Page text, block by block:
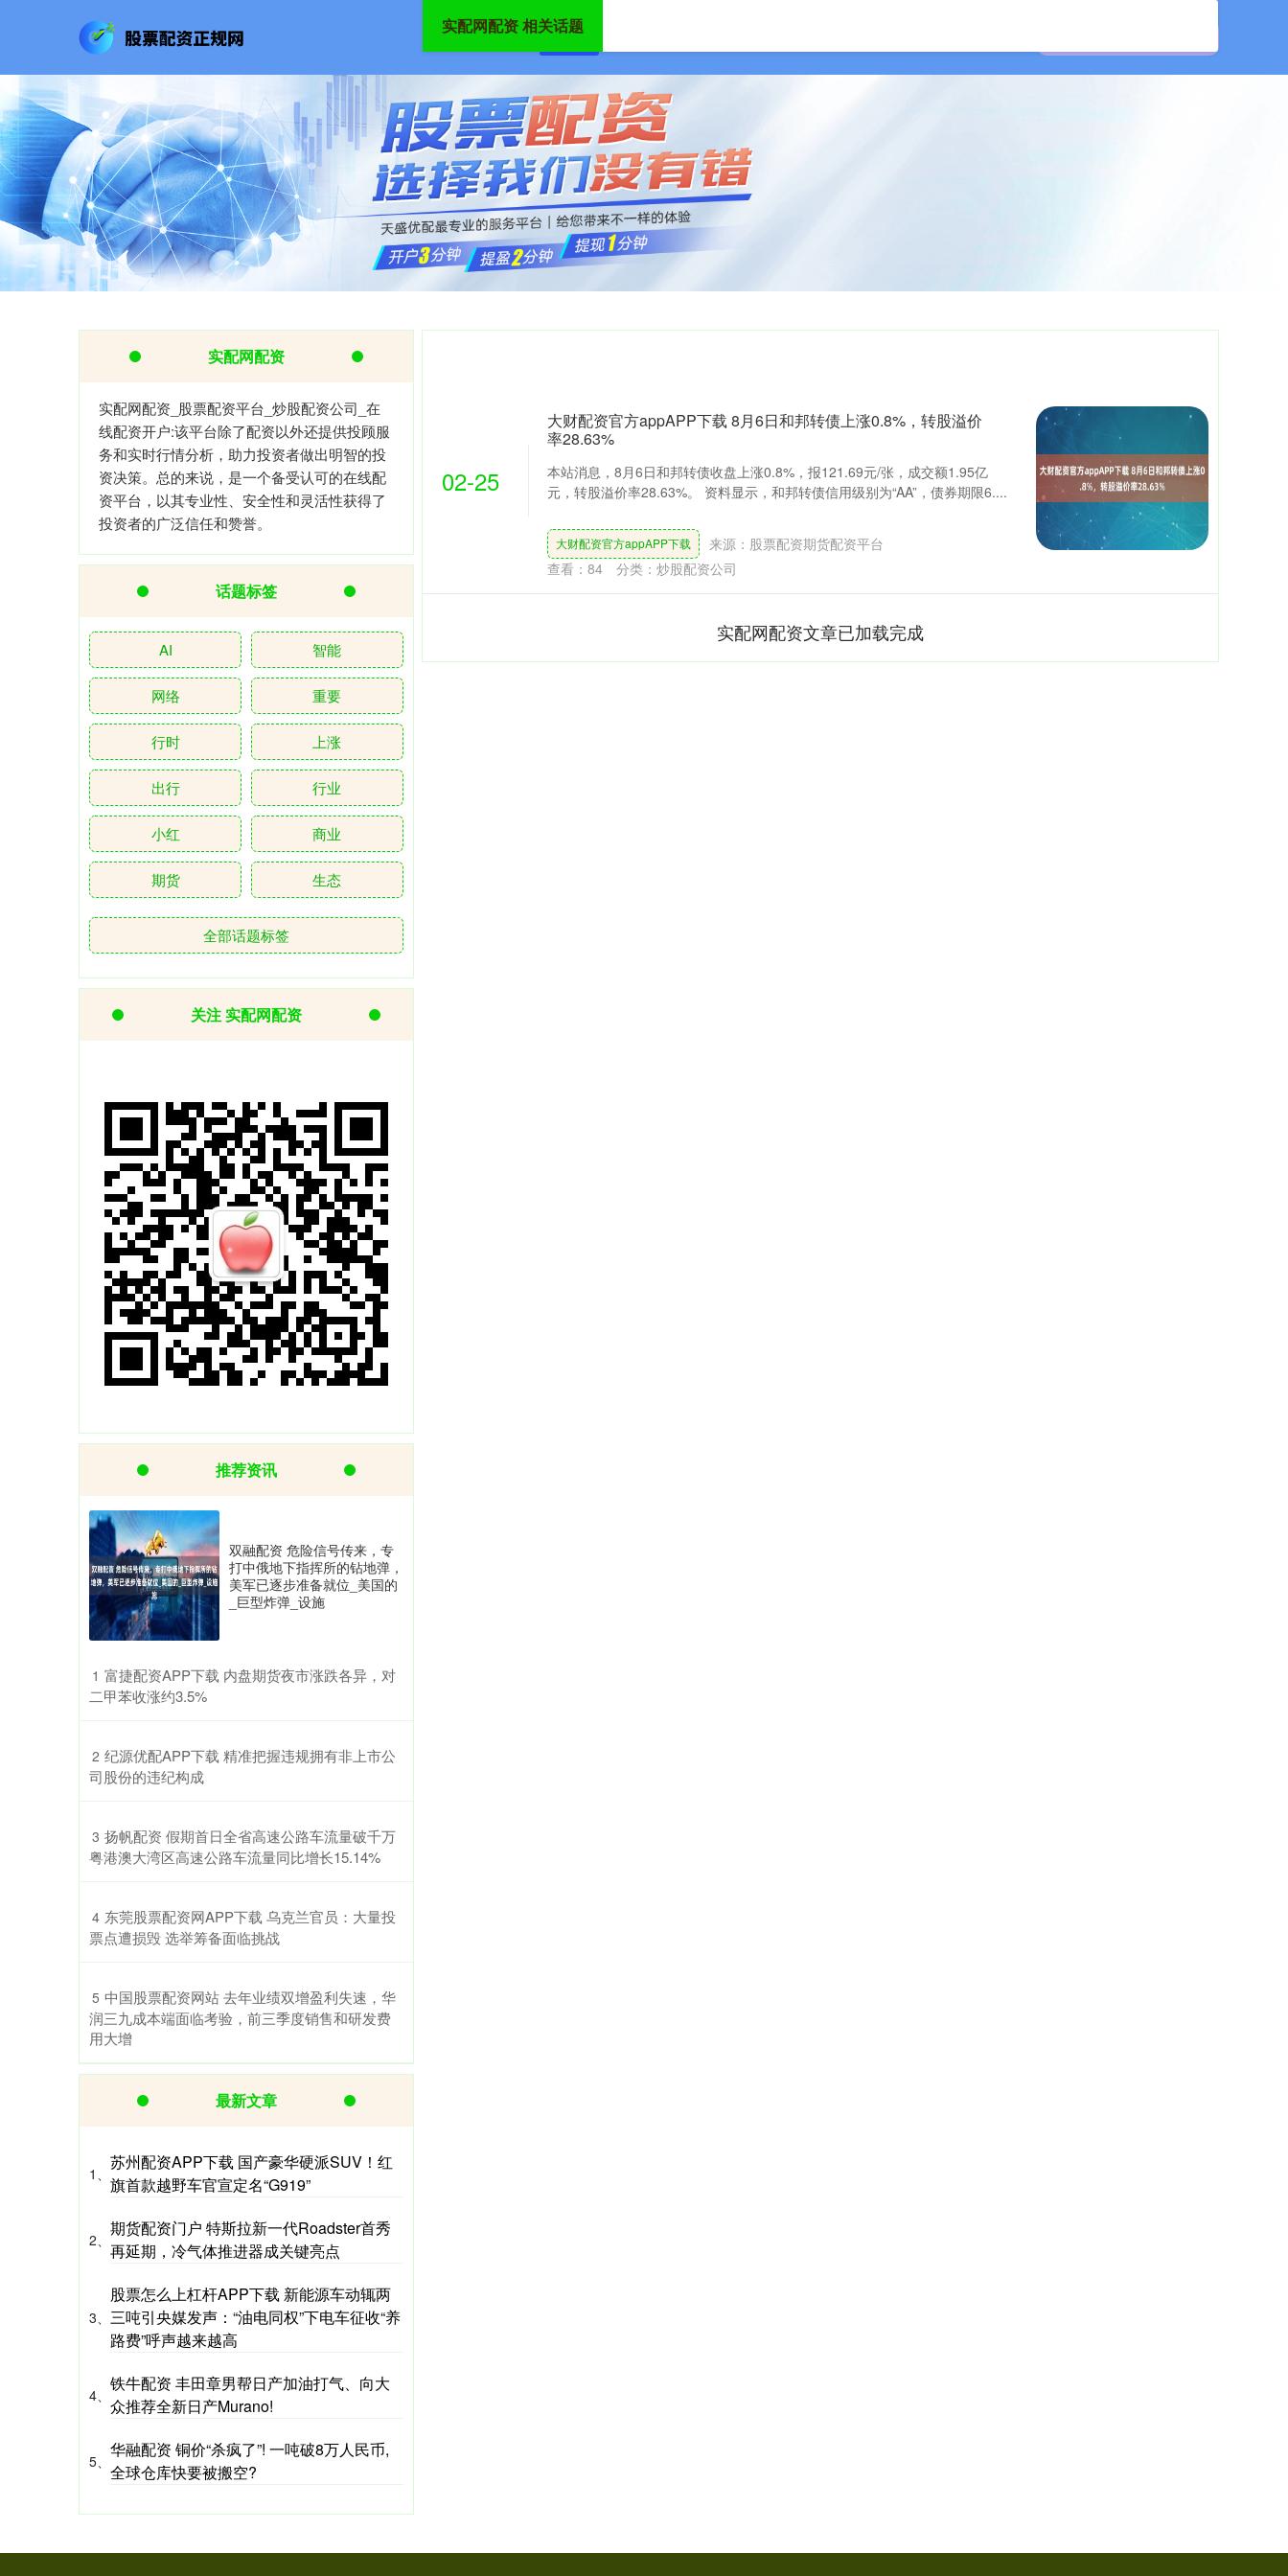
首页
实配网配资 相关话题
02-25
大财配资官方appAPP下载 8月6日和邦转债上涨0.8%，转股溢价
率28.63%
本站消息，8月6日和邦转债收盘上涨0.8%，报121.69元/张，成交额1.95亿
元，转股溢价率28.63%。 资料显示，和邦转债信用级别为“AA”，债券期限6....
大财配资官方appAPP下载
来源：股票配资期货配资平台
查看： 84 分类： 炒股配资公司
实配网配资文章已加载完成
实配网配资
实配网配资_股票配资平台_炒股配资公司_在
线配资开户:该平台除了配资以外还提供投顾服
务和实时行情分析，助力投资者做出明智的投
资决策。总的来说，是一个备受认可的在线配
资平台，以其专业性、安全性和灵活性获得了
投资者的广泛信任和赞誉。
话题标签
AI 智能
网络 重要
行时 上涨
出行 行业
小红 商业
期货 生态
全部话题标签
关注 实配网配资
推荐资讯
双融配资 危险信号传来，专
打中俄地下指挥所的钻地弹，
美军已逐步准备就位_美国的
_巨型炸弹_设施
1 ​富捷配资APP下载 内盘期货夜市涨跌各异，对
二甲苯收涨约3.5%
2 ​纪源优配APP下载 精准把握违规拥有非上市公
司股份的违纪构成
3 ​扬帆配资 假期首日全省高速公路车流量破千万
粤港澳大湾区高速公路车流量同比增长15.14%
4 ​东莞股票配资网APP下载 乌克兰官员：大量投
票点遭损毁 选举筹备面临挑战
5 ​中国股票配资网站 去年业绩双增盈利失速，华
润三九成本端面临考验，前三季度销售和研发费
用大增
最新文章
1、
苏州配资APP下载 国产豪华硬派SUV！红
旗首款越野车官宣定名“G919”
2、
期货配资门户 特斯拉新一代Roadster首秀
再延期，冷气体推进器成关键亮点
3、
股票怎么上杠杆APP下载 新能源车动辄两
三吨引央媒发声：“油电同权”下电车征收“养
路费”呼声越来越高
4、
铁牛配资 丰田章男帮日产加油打气、向大
众推荐全新日产Murano!
5、
华融配资 铜价“杀疯了”! 一吨破8万人民币,
全球仓库快要被搬空?